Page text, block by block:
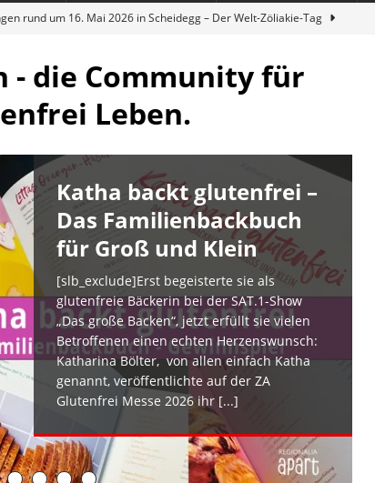
rund um 16. Mai 2026 in Scheidegg – Der Welt-Zöliakie-Tag
Woche bei Hans im Glück – Es geht auch 2026 weiter!
bei glutenfreien Produkten – Spagat zwischen Sicherheit und
glutenfrei – Das Familienbackbuch für Groß und Klein
- die Community für
Leben.
Katha backt glutenfrei –
Das Familienbackbuch
für Groß und Klein
[slb_exclude]Erst begeisterte sie als
glutenfreie Bäckerin bei der SAT.1-Show
„Das große Backen“, jetzt erfüllt sie vielen
Betroffenen einen echten Herzenswunsch:
Katharina Bölter, von allen einfach Katha
genannt, veröffentlichte auf der ZA
Glutenfrei Messe 2026 ihr [...]